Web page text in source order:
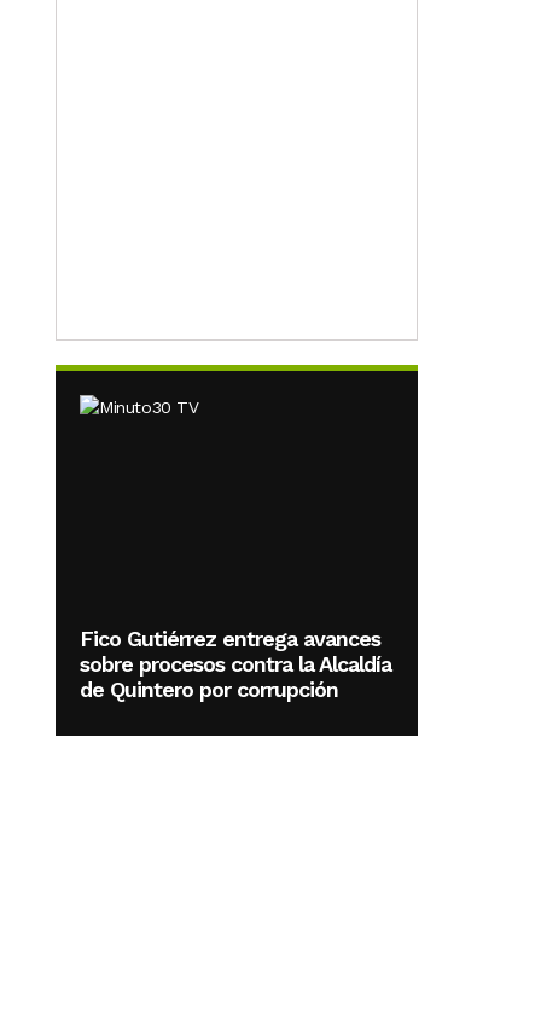
Fico Gutiérrez entrega avances
sobre procesos contra la Alcaldía
de Quintero por corrupción